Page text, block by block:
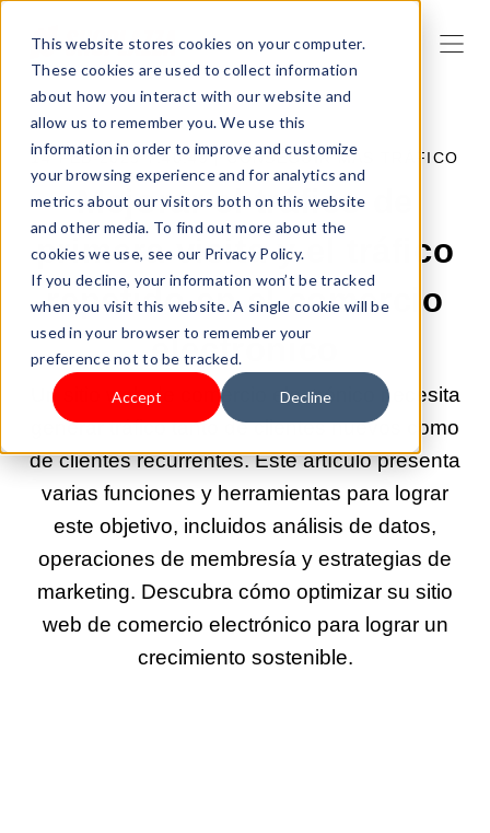
This website stores cookies on your computer.
These cookies are used to collect information
about how you interact with our website and
allow us to remember you. We use this
information in order to improve and customize
your browsing experience and for analytics and
metrics about our visitors both on this website
and other media. To find out more about the
cookies we use, see our Privacy Policy.
If you decline, your information won’t be tracked
when you visit this website. A single cookie will be
used in your browser to remember your
preference not to be tracked.
Accept Decline
14-FEB-2025 7:40:49 |CONSEGUIR MÁS TRÁFICO
Mejorar el tráfico de
primera visita y el tráfico
repetido en el comercio
electrónico
Un sitio web de comercio electrónico necesita
generar tráfico tanto de clientes nuevos como
de clientes recurrentes. Este artículo presenta
varias funciones y herramientas para lograr
este objetivo, incluidos análisis de datos,
operaciones de membresía y estrategias de
marketing. Descubra cómo optimizar su sitio
web de comercio electrónico para lograr un
crecimiento sostenible.